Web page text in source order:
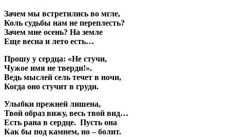
Зачем мы встретились во мгле,
Коль судьбы нам не переплесть?
Зачем мне осень? На земле
Еще весна и лето есть…
Прошу у сердца: «Не стучи,
Чужое имя не тверди!».
Ведь мыслей сель течет в ночи,
Когда оно стучит в груди.
Улыбки прежней лишена,
Твой образ вижу, весь твой вид…
Есть рана в сердце. Пусть она
Как бы под камнем, но – болит.